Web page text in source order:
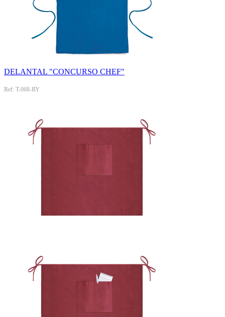
DELANTAL "CONCURSO CHEF"
Ref: T-068-RY